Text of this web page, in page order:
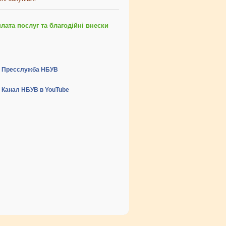
послуг та благодійні внески
Пресслужба НБУВ
Канал НБУВ в YouTube